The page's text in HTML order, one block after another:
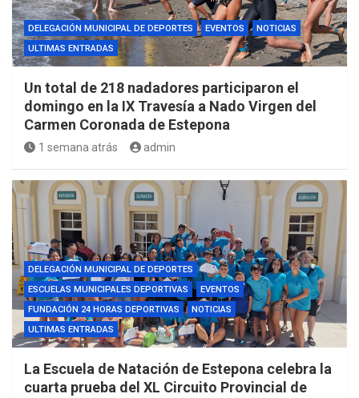
DELEGACIÓN MUNICIPAL DE DEPORTES EVENTOS
NOTICIAS
ULTIMAS ENTRADAS
Un total de 218 nadadores participaron el
domingo en la IX Travesía a Nado Virgen del
Carmen Coronada de Estepona
1 semana atrás admin
DELEGACIÓN MUNICIPAL DE DEPORTES
ESCUELAS MUNICIPALES DEPORTIVAS
EVENTOS
FUNDACIÓN 24 HORAS DEPORTIVAS
NOTICIAS
ULTIMAS ENTRADAS
La Escuela de Natación de Estepona celebra la
cuarta prueba del XL Circuito Provincial de